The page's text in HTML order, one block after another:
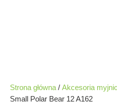
Strona główna / Akcesoria
Small Polar Bear 12 A162